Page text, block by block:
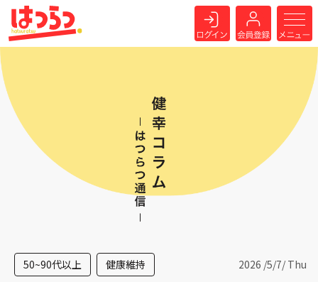
50~90代以上 健康維持 2026 /5/7/ Thu